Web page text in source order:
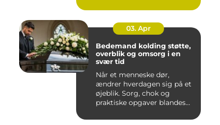
03. Apr
Bedemand kolding støtte,
overblik og omsorg i en
svær tid
Når et menneske dør,
ændrer hverdagen sig på et
øjeblik. Sorg, chok og
praktiske opgaver blandes